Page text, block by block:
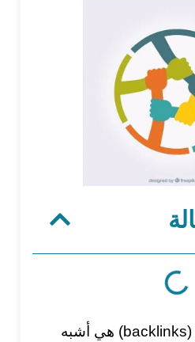
الروابط الخلفية او الـ (backlinks) هي أشبه